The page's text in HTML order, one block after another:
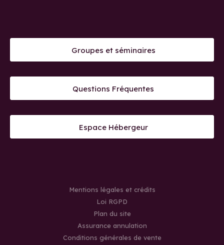
Groupes et séminaires
Questions Fréquentes
Espace Hébergeur
Mentions légales et crédits
Loi RGPD
Plan du site
Assurance annulation
Conditions générales de vente